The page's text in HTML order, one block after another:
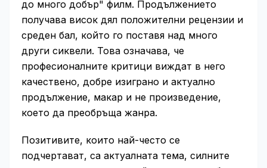
до много добър" филм. Продължението
получава висок дял положителни рецензии и
среден бал, който го поставя над много
други сиквели. Това означава, че
професионалните критици виждат в него
качествено, добре изиграно и актуално
продължение, макар и не произведение,
което да преобръща жанра.
Позитивите, които най-често се
подчертават, са актуалната тема, силните